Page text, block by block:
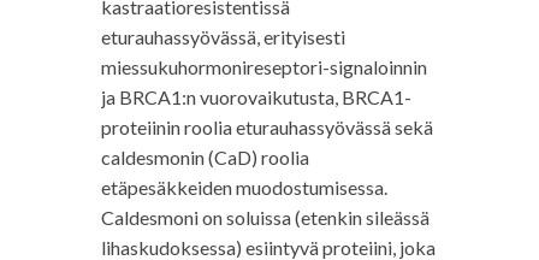
kastraatioresistentissä
eturauhassyövässä, erityisesti
miessukuhormonireseptori-signaloinnin
ja BRCA1:n vuorovaikutusta, BRCA1-
proteiinin roolia eturauhassyövässä sekä
caldesmonin (CaD) roolia
etäpesäkkeiden muodostumisessa.
Caldesmonionsoluissa (etenkin sileässä
lihaskudoksessa) esiintyvä proteiini, joka